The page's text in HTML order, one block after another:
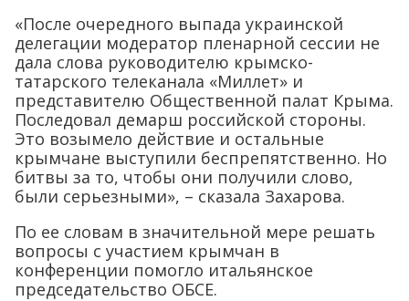
«После очередного выпада украинской
делегации модератор пленарной сессии не
дала слова руководителю крымско-
татарского телеканала «Миллет» и
представителю Общественной палат Крыма.
Последовал демарш российской стороны.
Это возымело действие и остальные
крымчане выступили беспрепятственно. Но
битвы за то, чтобы они получили слово,
были серьезными», – сказала Захарова.
По ее словам в значительной мере решать
вопросы с участием крымчан в
конференции помогло итальянское
председательство ОБСЕ.